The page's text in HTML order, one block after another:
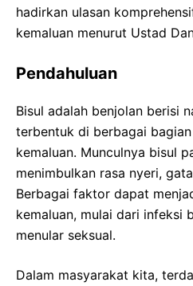
hadirkan ulasan
kemaluan menurut Ustad
Pendahuluan
Bisul adalah benjolan berisi
terbentuk di berbagai
kemaluan. Munculnya bisul
menimbulkan rasa nyeri,
Berbagai faktor dapat
kemaluan, mulai dari infeksi
menular seksual.
Dalam masyarakat kita,